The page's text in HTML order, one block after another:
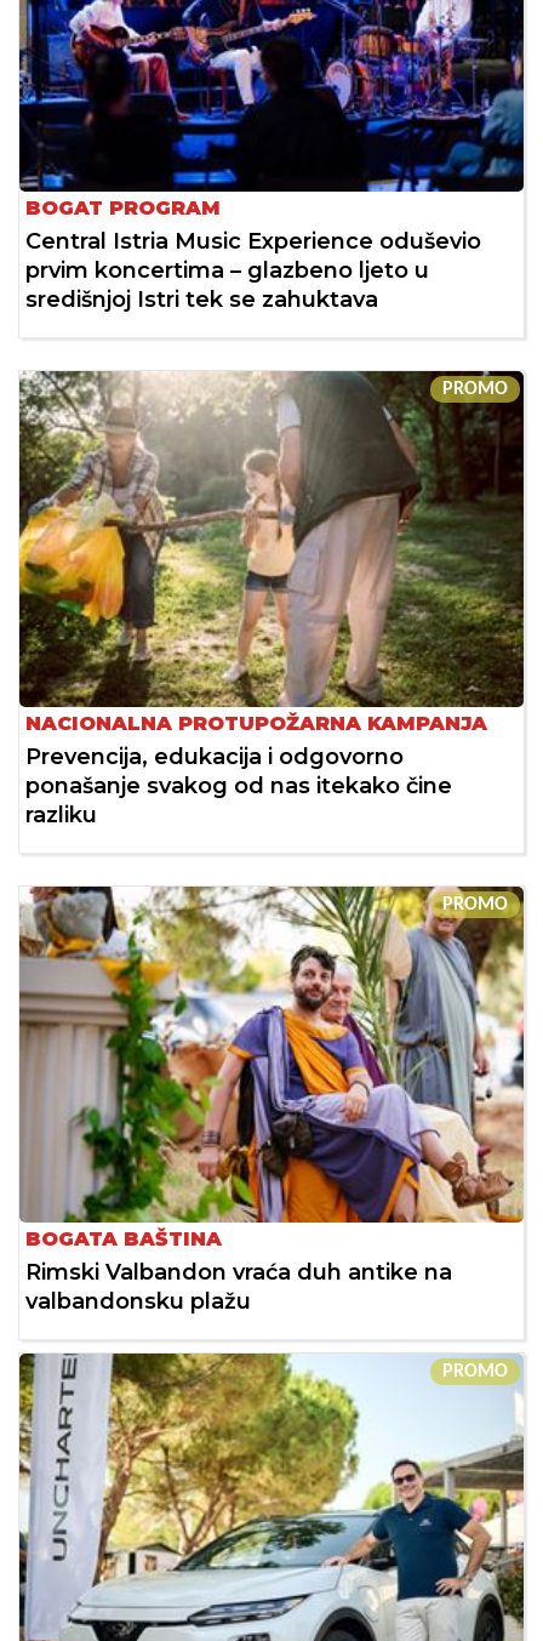
BOGAT PROGRAM
Central Istria Music Experience oduševio
prvim koncertima – glazbeno ljeto u
središnjoj Istri tek se zahuktava
PROMO
NACIONALNA PROTUPOŽARNA KAMPANJA
Prevencija, edukacija i odgovorno
ponašanje svakog od nas itekako čine
razliku
PROMO
BOGATA BAŠTINA
Rimski Valbandon vraća duh antike na
valbandonsku plažu
PROMO